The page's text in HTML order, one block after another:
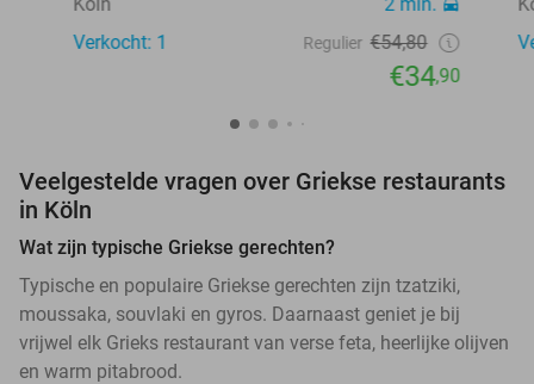
Verkocht: 1
Regulier €54,80
€34,90
Veelgestelde vragen over Griekse restaurants
in Köln
Wat zijn typische Griekse gerechten?
Typische en populaire Griekse gerechten zijn tzatziki,
moussaka, souvlaki en gyros. Daarnaast geniet je bij
vrijwel elk Grieks restaurant van verse feta, heerlijke olijven
en warm pitabrood.